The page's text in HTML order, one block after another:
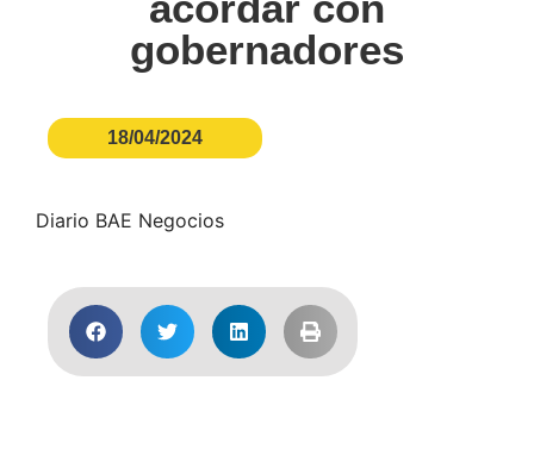
gobernadores
18/04/2024
Diario BAE Negocios